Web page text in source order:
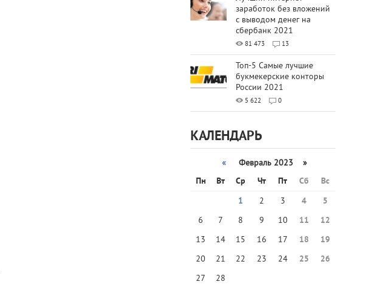
заработок без вложений
с выводом денег на
сбербанк 2021
81 473 13
Топ-5 Самые лучшие
букмекерские конторы
России 2021
5 622 0
КАЛЕНДАРЬ
«
Февраль 2023 »
Пн
Вт Ср Чт Пт Сб
Вс
1
2 3 4
5
6
7 8 9 10 11
12
13
14 15 16 17 18
19
20
21 22 23 24 25
26
27
28